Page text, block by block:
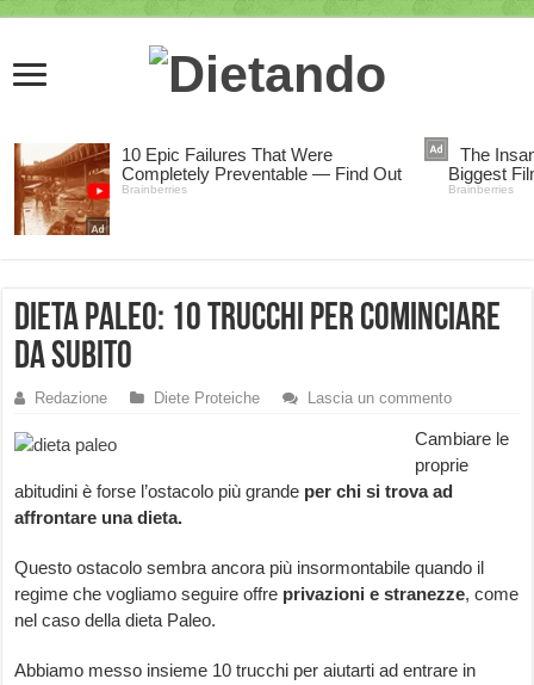
Dieta Paleo: 10 trucchi per cominciare
da subito
Redazione Diete Proteiche Lascia un commento
Cambiare le
proprie
abitudini è forse l’ostacolo più grande per chi si trova ad
affrontare una dieta.
Questo ostacolo sembra ancora più insormontabile quando il
regime che vogliamo seguire offre privazioni e stranezze, come
nel caso della dieta Paleo.
Abbiamo messo insieme 10 trucchi per aiutarti ad entrare in